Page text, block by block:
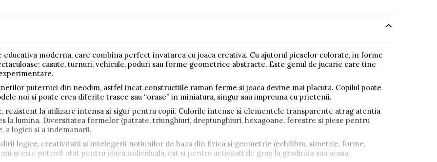
educativa moderna, care combina perfect invatarea cu joaca creativa. Cu ajutorul pieselor colorate, in forme
casute, turnuri, vehicule, poduri sau forme geometrice abstracte. Este genul de jucarie care tine
puternici din neodim, astfel incat constructiile raman ferme si joaca devine mai placuta. Copilul poate
noi si poate crea diferite trasee sau “orase” in miniatura, singur sau impreuna cu prietenii.
rezistent la utilizare intensa si sigur pentru copii. Culorile intense si elementele transparente atrag atentia
la lumina. Diversitatea formelor (patrate, triunghiuri, dreptunghiuri, hexagoane, ferestre si piese pentru
a logicii si a indemanarii.
logice, creativitatii si intelegerii notiunilor de baza din fizica si geometrie (echilibru, simetrie, forme,
si este potrivit atat pentru joaca individuala, cat si pentru activitati de grup la gradinita sau acasa.